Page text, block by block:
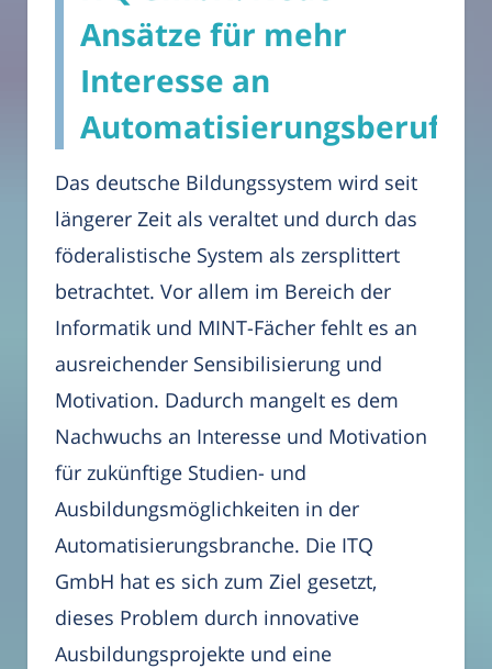
Ansätze für mehr
Interesse an
Automatisierungsberufen
Das deutsche Bildungssystem wird seit
längerer Zeit als veraltet und durch das
föderalistische System als zersplittert
betrachtet. Vor allem im Bereich der
Informatik und MINT-Fächer fehlt es an
ausreichender Sensibilisierung und
Motivation. Dadurch mangelt es dem
Nachwuchs an Interesse und Motivation
für zukünftige Studien- und
Ausbildungsmöglichkeiten in der
Automatisierungsbranche. Die ITQ
GmbH hat es sich zum Ziel gesetzt,
dieses Problem durch innovative
Ausbildungsprojekte und eine